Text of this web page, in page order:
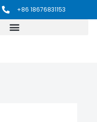
+86 18676831153